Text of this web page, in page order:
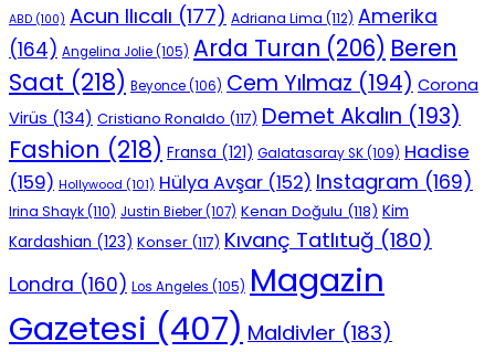
ABD (100) Acun Ilıcalı (177) Adriana Lima (112) Amerika
(164) Angelina Jolie(105) Arda Turan (206) Beren
Saat (218) Beyonce(106) Cem Yılmaz (194) Corona
Virüs (134) Cristiano Ronaldo (117) Demet Akalın (193)
Fashion (218) Fransa (121) Galatasaray SK(109) Hadise
(159) Hollywood (101) Hülya Avşar (152) Instagram (169)
Irina Shayk(110) Justin Bieber(107) Kenan Doğulu (118) Kim
Kardashian (123) Konser (117) Kıvanç Tatlıtuğ (180)
Londra (160) Los Angeles (105) Magazin
Gazetesi (407) Maldivler (183)